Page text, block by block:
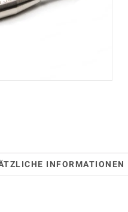
INFORMATIONEN